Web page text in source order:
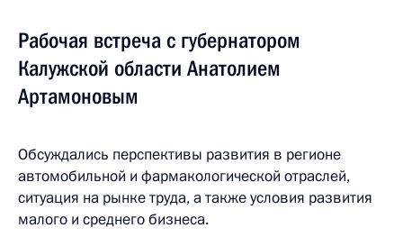
Рабочая встреча с губернатором
Калужской области Анатолием
Артамоновым
Обсуждались перспективы развития в регионе
автомобильной и фармакологической отраслей,
ситуация на рынке труда, а также условия развития
малого и среднего бизнеса.